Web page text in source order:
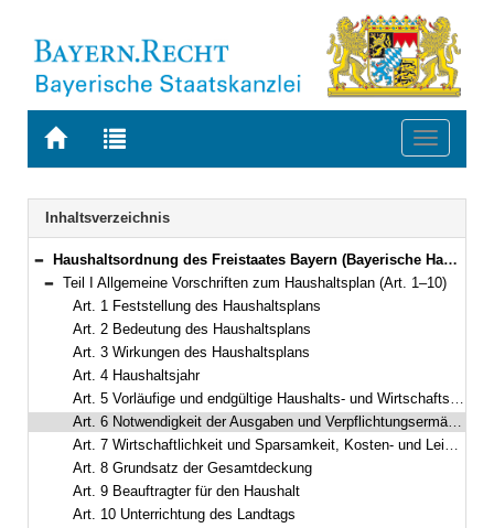
Zur
BAYERN.RECHT
Zur
letzten
Suche
Toggle
Navigation
Inhaltsverzeichnis
Bereich reduzieren
Haushaltsordnung des Freistaates Bayern (Bayerische Haushaltsordnung – BayHO) Vom 8. Dezember 1971 (BayRS IV S. 664) BayRS 630-1-F (Art. 1–117)
Bereich reduzieren
Teil I Allgemeine Vorschriften zum Haushaltsplan (Art. 1–10)
Art. 1 Feststellung des Haushaltsplans
Art. 2 Bedeutung des Haushaltsplans
Art. 3 Wirkungen des Haushaltsplans
Art. 4 Haushaltsjahr
Art. 5 Vorläufige und endgültige Haushalts- und Wirtschaftsführung
Art. 6 Notwendigkeit der Ausgaben und Verpflichtungsermächtigungen
Art. 7 Wirtschaftlichkeit und Sparsamkeit, Kosten- und Leistungsrechnung
Art. 8 Grundsatz der Gesamtdeckung
Art. 9 Beauftragter für den Haushalt
Art. 10 Unterrichtung des Landtags